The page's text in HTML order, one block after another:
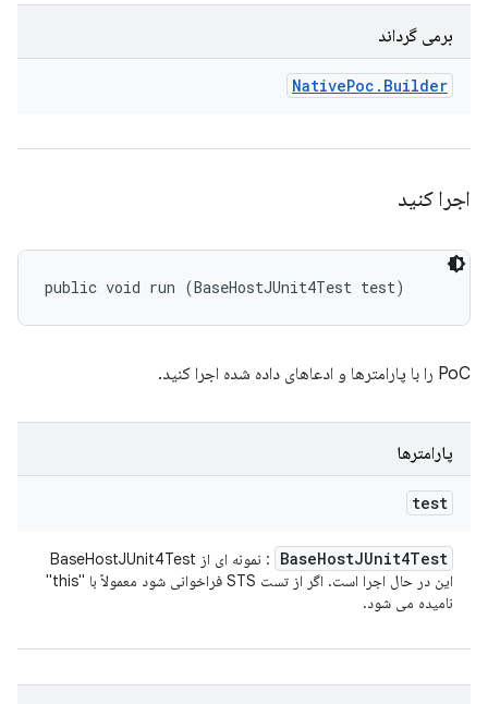
برمی گرداند
NativePoc . Builder
اجرا کنید
public void run (BaseHostJUnit4Test test)
PoC را با پارامترها و ادعاهای داده شده اجرا کنید.
پارامترها
test
BaseHostJUnit4Test
: نمونه ای از BaseHostJUnit4Test
این در حال اجرا است. اگر از تست STS فراخوانی شود معمولاً با "this"
نامیده می شود.